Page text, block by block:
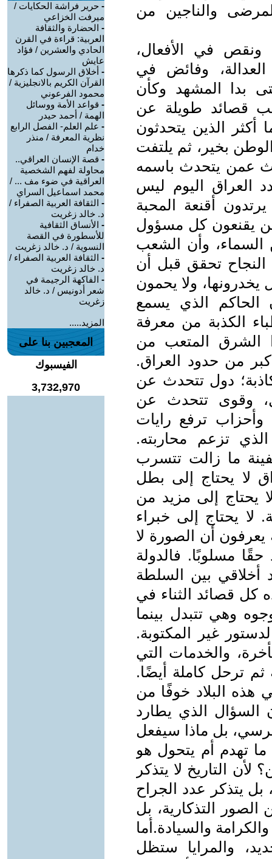
والناجين من
في الأفعال،
وفائض في
بدا المشهد وكأن
قصائد طويلة عن
الذين يتحدثون
بخير، ثم يلتفت
عمن يتحدث باسمه
العراق اليوم ليس
أقنعة المحبة
يقنعون كل مسؤول
وأن الشعب
تحقق قبل أن
يخدرونها، ولا يحمون
الحاكم الذي يسمع
الكذبة من معرفة
الشرق المتعب من
من حدود العراق.
دول تتحدث عن
وقوى تتحدث عن
وأحزاب ترفع رايات
تزعم محاربته.
ما زالت تتسرب
لا يحتاج إلى بطل
يحتاج إلى مزيد من
يحتاج إلى خبراء
أن الصورة لا
حقًا مسلوبًا. فالدولة
أخلاقي بين السلطة
كل قصائد الثناء في
وهي تتبدل بينما
غير المكتوبة.
والخدمات التي
ثم ترحل كاملة أيضًا.
البلاد خوفًا من
السؤال الذي يطارد
بل ماذا سيفعل
تهدم أم يتحول هو
التاريخ لا يتذكر
بل يتذكر عدد الجراح
التذكارية، بل
والسيادة.أما
والمرايا ستظل
- حرير فراشة الحكايات /
ميرفت الخزاعي
- الحضارة والثقافة
العربية: قراءة في القرن
الحادي والعشرين / فؤاد
عايش
- أخلاق الرسول كما ذكرها
القرآن الكريم بالانجليزية /
محمود الفرعوني
- قواعد الأمة ووسائل
الهمة / أحمد حيدر
- علم العلم- الفصل الرابع
نظرية المعرفة / منذر
خدام
- قصة الإنسان العراقي..
محاولة لفهم الشخصية
العراقية في ضوء مف ... /
محمد اسماعيل السراي
- الثقافة العربية الصفراء /
د. خالد زغريت
- الأنساق الثقافية
للأسطورة في القصة
النسوية / د. خالد زغريت
- الثقافة العربية الصفراء /
د. خالد زغريت
- الفاكهة الرجيمة في
شعر أدونيس / د. خالد
زغريت
المزيد.....
المعجبين بنا على
الفيسبوك
3,732,970